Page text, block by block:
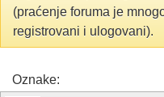
(praćenje foruma je
registrovani i ulogovani).
Oznake: